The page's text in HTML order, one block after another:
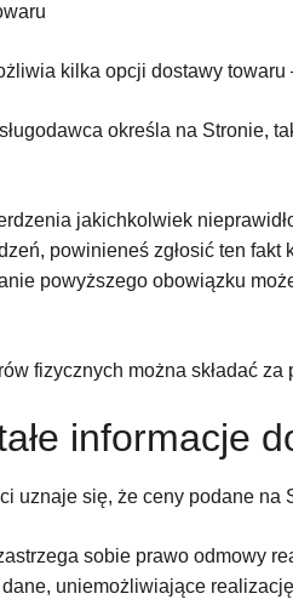
kilka opcji dostawy
określa na Stronie,
jakichkolwiek
powinieneś zgłosić ten
powyższego obowiązku
fizycznych można składać
informacje
uznaje się, że ceny podane na
sobie prawo odmowy
uniemożliwiające